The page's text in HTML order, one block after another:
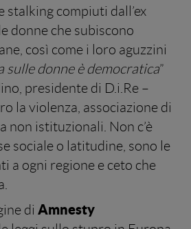
stalking compiuti dall’ex
donne che subiscono
così come i loro aguzzini
sulle donne è democratica”
presidente di D.i.Re –
la violenza, associazione di
non istituzionali. Non c’è
sociale o latitudine, sono le
a ogni regione e ceto che
di Amnesty